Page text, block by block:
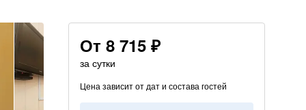
От 8 715 ₽
за сутки
Цена зависит от дат и состава гостей